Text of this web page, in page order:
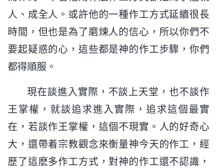
人、成全人。或許他的一種作工方式延續很長
時間，但也是為了磨煉人的信心，所以你們不
要起疑惑的心，這些都是神的作工步驟，你們
都得順服。
現在談進入實際，不談上天堂，也不談作
王掌權，就談追求進入實際，追求這個最實
在，若談作王掌權，這個不現實。人的好奇心
大，還帶着宗教觀念來衡量神今天的作工，經
歷了這麽多作工方式，對神的作工還不認識，